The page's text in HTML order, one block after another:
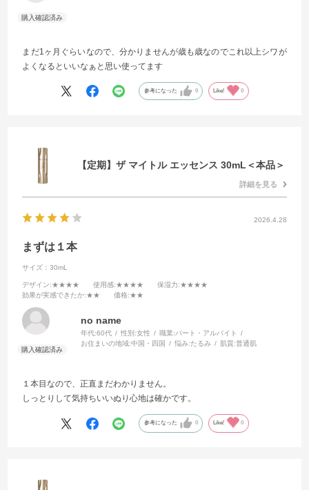
まだ1ヶ月ぐらいなので、分かりませんが歳も歳なのでこれ以上シワが
よくなるといいなぁと思い使ってます
参考になった 0 Like! 0
【定期】ザ マイトル エッセンス 30mL＜本品＞
詳細を見る
2026.4.28
まずは１本
サイズ：30mL
デザイン:★★★★ 使用感:★★★★ 保湿力:★★★★
効果が実感できたか:★★ 価格:★★
no name
年代:60代 性別:女性 職業:パート・アルバイト
お住まいの地域:中国・四国 悩み:たるみ 肌質:普通肌
１本目なので、正直まだわかりません。
しっとりして気持ちいいぬり心地は確かです。
参考になった 0 Like! 0